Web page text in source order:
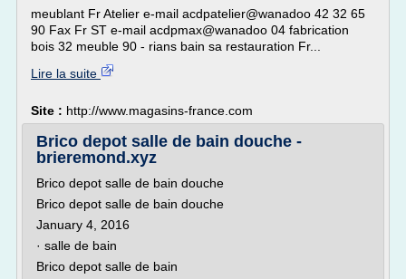
meublant Fr Atelier e-mail acdpatelier@wanadoo 42 32 65
90 Fax Fr ST e-mail acdpmax@wanadoo 04 fabrication
bois 32 meuble 90 - rians bain sa restauration Fr...
Lire la suite
Site : http://www.magasins-france.com
Brico depot salle de bain douche -
brieremond.xyz
Brico depot salle de bain douche
Brico depot salle de bain douche
January 4, 2016
· salle de bain
Brico depot salle de bain